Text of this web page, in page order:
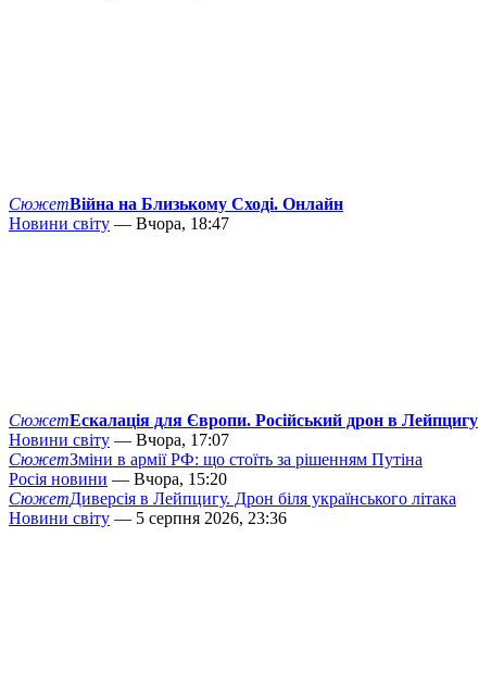
СюжетВійна на Близькому Сході. Онлайн
Новини світу — Вчора, 18:47
СюжетЕскалація для Європи. Російський дрон в Лейпцигу
Новини світу — Вчора, 17:07
СюжетЗміни в армії РФ: що стоїть за рішенням Путіна
Росія новини — Вчора, 15:20
СюжетДиверсія в Лейпцигу. Дрон біля українського літака
Новини світу — 5 серпня 2026, 23:36